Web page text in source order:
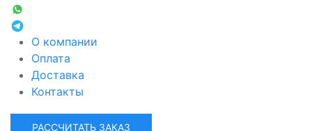
О компании
Оплата
Доставка
Контакты
РАССЧИТАТЬ ЗАКАЗ